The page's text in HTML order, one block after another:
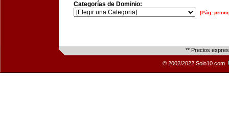
Categorías de Dominio:
[Pág.
** Precios
© 2002/2022 Solo10.com